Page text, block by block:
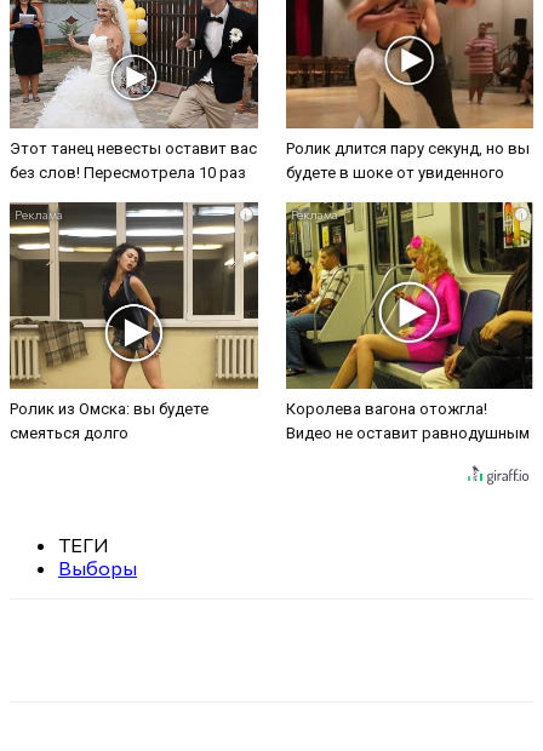
Этот танец невесты оставит вас
без слов! Пересмотрела 10 раз
Ролик длится пару секунд, но вы
будете в шоке от увиденного
i
Ролик из Омска: вы будете
смеяться долго
i
Королева вагона отожгла!
Видео не оставит равнодушным
ТЕГИ
Выборы